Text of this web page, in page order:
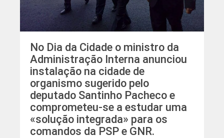
No Dia da Cidade o ministro da
Administração Interna anunciou
instalação na cidade de
organismo sugerido pelo
deputado Santinho Pacheco e
comprometeu-se a estudar uma
«solução integrada» para os
comandos da PSP e GNR.